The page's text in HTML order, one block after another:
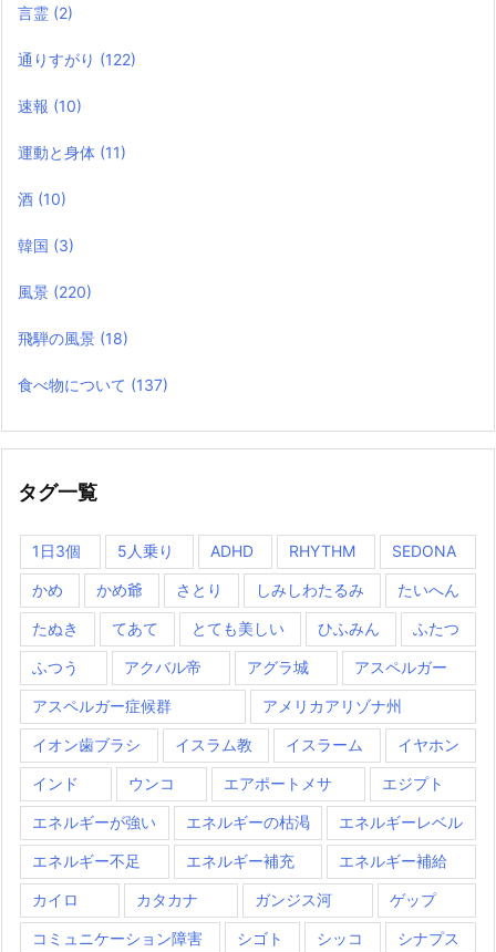
言霊 (2)
通りすがり (122)
速報 (10)
運動と身体 (11)
酒 (10)
韓国 (3)
風景 (220)
飛騨の風景 (18)
食べ物について (137)
タグ一覧
1日3個 5人乗り ADHD RHYTHM SEDONA
かめ かめ爺 さとり しみしわたるみ たいへん
たぬき てあて とても美しい ひふみん ふたつ
ふつう アクバル帝 アグラ城 アスペルガー
アスペルガー症候群 アメリカアリゾナ州
イオン歯ブラシ イスラム教 イスラーム イヤホン
インド ウンコ エアポートメサ エジプト
エネルギーが強い エネルギーの枯渇 エネルギーレベル
エネルギー不足 エネルギー補充 エネルギー補給
カイロ カタカナ ガンジス河 ゲップ
コミュニケーション障害 シゴト シッコ シナプス